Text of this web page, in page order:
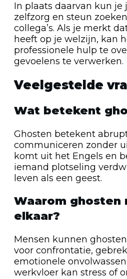
In plaats daarvan kun je
zelfzorg en steun
collega’s. Als je merkt
heeft op je welzijn, kan
professionele hulp te
gevoelens te verwerken.
Veelgestelde
Wat betekent
Ghosten betekent
communiceren zonder
komt uit het Engels en
iemand plotseling
leven als een geest.
Waarom ghosten
elkaar?
Mensen kunnen
voor confrontatie,
emotionele
werkvloer kan stress of